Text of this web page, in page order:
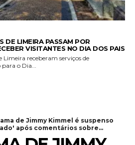
DE LIMEIRA PASSAM POR
VISITANTES NO DIA DOS PAIS
receberam serviços de
o Dia...